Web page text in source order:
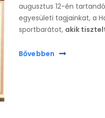
augusztus 12-én
egyesületi tagjainkat, a
sportbarátot, akik
Bővebben